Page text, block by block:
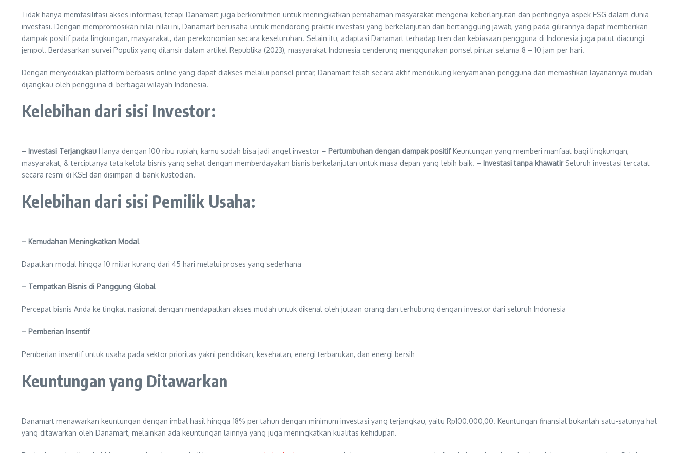
Tidak hanya memfasilitasi akses informasi, tetapi Danamart juga berkomitmen untuk meningkatkan pemahaman masyarakat mengenai keberlanjutan dan pentingnya aspek ESG dalam dunia
investasi. Dengan mempromosikan nilai-nilai ini, Danamart berusaha untuk mendorong praktik investasi yang berkelanjutan dan bertanggung jawab, yang pada gilirannya dapat memberikan
dampak positif pada lingkungan, masyarakat, dan perekonomian secara keseluruhan. Selain itu, adaptasi Danamart terhadap tren dan kebiasaan pengguna di Indonesia juga patut diacungi
jempol. Berdasarkan survei Populix yang dilansir dalam artikel Republika (2023), masyarakat Indonesia cenderung menggunakan ponsel pintar selama 8 – 10 jam per hari.
Dengan menyediakan platform berbasis online yang dapat diakses melalui ponsel pintar, Danamart telah secara aktif mendukung kenyamanan pengguna dan memastikan layanannya mudah
dijangkau oleh pengguna di berbagai wilayah Indonesia.
Kelebihan dari sisi Investor:
– Investasi Terjangkau Hanya dengan 100 ribu rupiah, kamu sudah bisa jadi angel investor – Pertumbuhan dengan dampak positifKeuntungan yang memberi manfaat bagi lingkungan,
masyarakat, & terciptanya tata kelola bisnis yang sehat dengan memberdayakan bisnis berkelanjutan untuk masa depan yang lebih baik. – Investasi tanpa khawatirSeluruh investasi tercatat
secara resmi di KSEI dan disimpan di bank kustodian.
Kelebihan dari sisi Pemilik Usaha:
– Kemudahan Meningkatkan Modal
Dapatkan modal hingga 10 miliar kurang dari 45 hari melalui proses yang sederhana
– Tempatkan Bisnis di Panggung Global
Percepat bisnis Anda ke tingkat nasional dengan mendapatkan akses mudah untuk dikenal oleh jutaan orang dan terhubung dengan investor dari seluruh Indonesia
– Pemberian Insentif
Pemberian insentif untuk usaha pada sektor prioritas yakni pendidikan, kesehatan, energi terbarukan, dan energi bersih
Keuntungan yang Ditawarkan
Danamart menawarkan keuntungan dengan imbal hasil hingga 18% per tahun dengan minimum investasi yang terjangkau, yaitu Rp100.000,00. Keuntungan finansial bukanlah satu-satunya hal
yang ditawarkan oleh Danamart, melainkan ada keuntungan lainnya yang juga meningkatkan kualitas kehidupan.